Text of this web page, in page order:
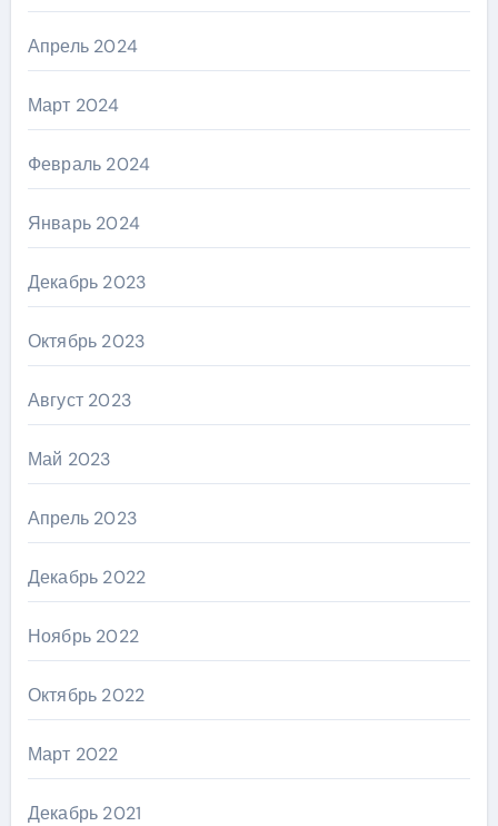
Апрель 2024
Март 2024
Февраль 2024
Январь 2024
Декабрь 2023
Октябрь 2023
Август 2023
Май 2023
Апрель 2023
Декабрь 2022
Ноябрь 2022
Октябрь 2022
Март 2022
Декабрь 2021